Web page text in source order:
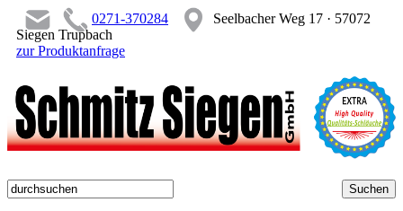
0271-370284
Seelbacher Weg 17 · 57072
Siegen Trupbach
zur Produktanfrage